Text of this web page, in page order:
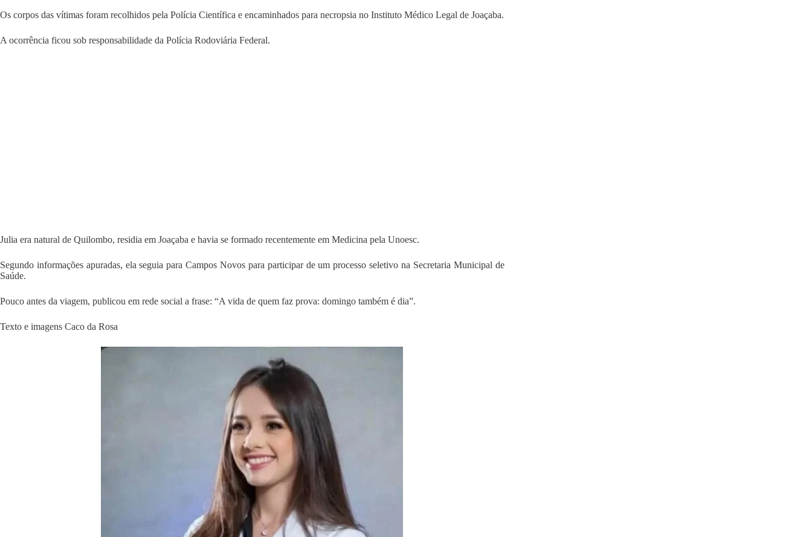
Os corpos das vítimas foram recolhidos pela Polícia Científica e encaminhados para necropsia no Instituto Médico Legal de Joaçaba.
A ocorrência ficou sob responsabilidade da Polícia Rodoviária Federal.
Julia era natural de Quilombo, residia em Joaçaba e havia se formado recentemente em Medicina pela Unoesc.
Segundo informações apuradas, ela seguia para Campos Novos para participar de um processo seletivo na Secretaria Municipal de
Saúde.
Pouco antes da viagem, publicou em rede social a frase: “A vida de quem faz prova: domingo também é dia”.
Texto e imagens Caco da Rosa